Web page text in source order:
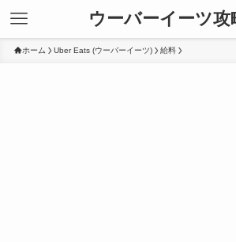
ウーバーイーツ攻
ホーム Uber Eats (ウーバーイーツ) 給料